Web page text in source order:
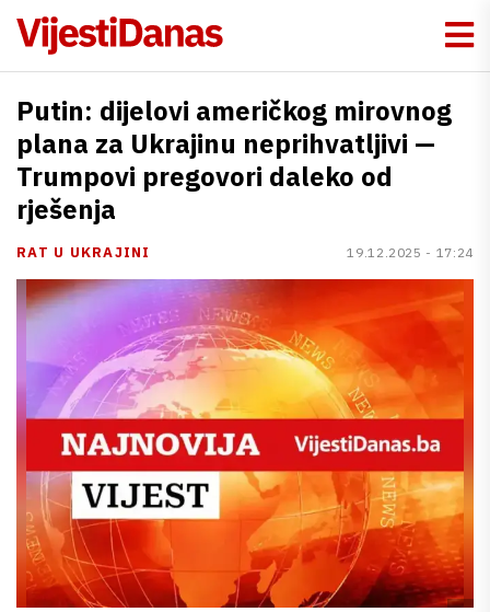
Putin: dijelovi američkog mirovnog
plana za Ukrajinu neprihvatljivi —
Trumpovi pregovori daleko od
rješenja
RAT U UKRAJINI 19.12.2025 - 17:24